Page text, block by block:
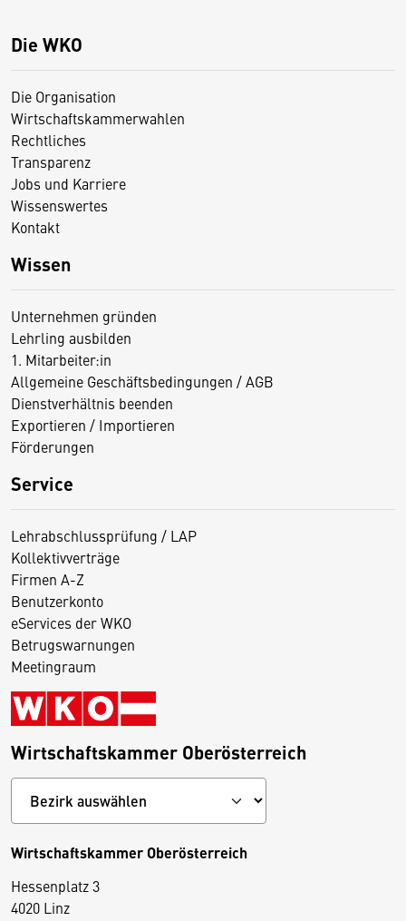
Die WKO
Die Organisation
Wirtschaftskammerwahlen
Rechtliches
Transparenz
Jobs und Karriere
Wissenswertes
Kontakt
Wissen
Unternehmen gründen
Lehrling ausbilden
1. Mitarbeiter:in
Allgemeine Geschäftsbedingungen / AGB
Dienstverhältnis beenden
Exportieren / Importieren
Förderungen
Service
Lehrabschlussprüfung / LAP
Kollektivverträge
Firmen A-Z
Benutzerkonto
eServices der WKO
Betrugswarnungen
Meetingraum
Wirtschaftskammer Oberösterreich
Wirtschaftskammer Oberösterreich
Hessenplatz 3
4020 Linz